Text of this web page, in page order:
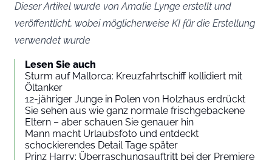
Dieser Artikel wurde von Amalie Lynge erstellt und
veröffentlicht, wobei möglicherweise KI für die Erstellung
verwendet wurde
Lesen Sie auch
Sturm auf Mallorca: Kreuzfahrtschiff kollidiert mit
Öltanker
12-jähriger Junge in Polen von Holzhaus erdrückt
Sie sehen aus wie ganz normale frischgebackene
Eltern – aber schauen Sie genauer hin
Mann macht Urlaubsfoto und entdeckt
schockierendes Detail Tage später
Prinz Harry: Überraschungsauftritt bei der Premiere